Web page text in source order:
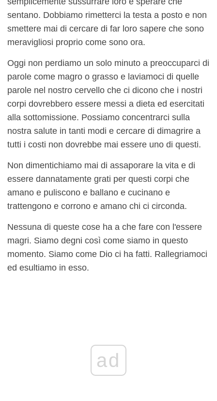
sentano. Dobbiamo rimetterci la testa a posto e non
smettere mai di cercare di far loro sapere che sono
meravigliosi proprio come sono ora.
Oggi non perdiamo un solo minuto a preoccuparci di
parole come magro o grasso e laviamoci di quelle
parole nel nostro cervello che ci dicono che i nostri
corpi dovrebbero essere messi a dieta ed esercitati
alla sottomissione. Possiamo concentrarci sulla
nostra salute in tanti modi e cercare di dimagrire a
tutti i costi non dovrebbe mai essere uno di questi.
Non dimentichiamo mai di assaporare la vita e di
essere dannatamente grati per questi corpi che
amano e puliscono e ballano e cucinano e
trattengono e corrono e amano chi ci circonda.
Nessuna di queste cose ha a che fare con l'essere
magri. Siamo degni così come siamo in questo
momento. Siamo come Dio ci ha fatti. Rallegriamoci
ed esultiamo in esso.
ad